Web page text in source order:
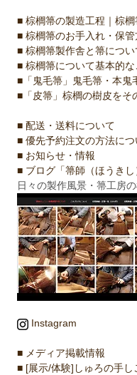
■ 棕櫚箒の製造工程｜棕
■ 棕櫚箒のお手入れ・保管
■ 棕櫚箒製作舎と箒につい
■ 棕櫚箒について基本的な
■「鬼毛箒」鬼毛箒・本鬼
■「皮箒」棕櫚の樹皮をそ
■ 配送・送料について
■ 優先予約注文の方法につ
■ お知らせ・情報
■ ブログ「箒師（ほうきし
日々の製作風景・箒工房の
Instagram
■ メディア掲載情報
■ [展示/体験]しゅろの手し